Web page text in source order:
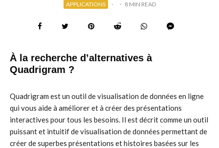
APPLICATIONS · · 8 MIN READ
À la recherche d’alternatives à
Quadrigram ?
Quadrigram est un outil de visualisation de données en ligne
qui vous aide à améliorer et à créer des présentations
interactives pour tous les besoins. Il est décrit comme un outil
puissant et intuitif de visualisation de données permettant de
créer de superbes présentations et histoires basées sur les